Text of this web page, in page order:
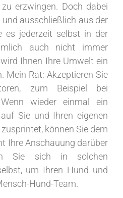
erzwingen. Doch dabei
ausschließlich aus der
es jederzeit selbst in der
auch nicht immer
Ihnen Ihre Umwelt ein
Mein Rat: Akzeptieren Sie
zum Beispiel bei
Wenn wieder einmal ein
Sie und Ihren eigenen
können Sie dem
Ihre Anschauung darüber
Sie sich in solchen
um Ihren Hund und
Hund-Team.